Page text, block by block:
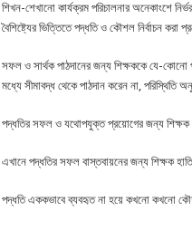
শিখন-শেখানো কার্যক্রম পরিচালনার অনেকাংশে
বৈশিষ্ট্যের ভিত্তিতে পদ্ধতি ও কৌশল নির্বাচন
সফল ও সার্থক পাঠদানের জন্য শিক্ষককে যে-কোনো
মধ্যে সীমাবদ্ধ থেকে পাঠদান করেন না,
পদ্ধতির সফল ও যথোপযুক্ত প্রয়োগের জন্য শিক্ষক
এখানে পদ্ধতির সফল বাস্তবায়নের জন্য শিক্ষক
পদ্ধতি এককভাবে ব্যবহৃত না হয়ে কখনো কখনো